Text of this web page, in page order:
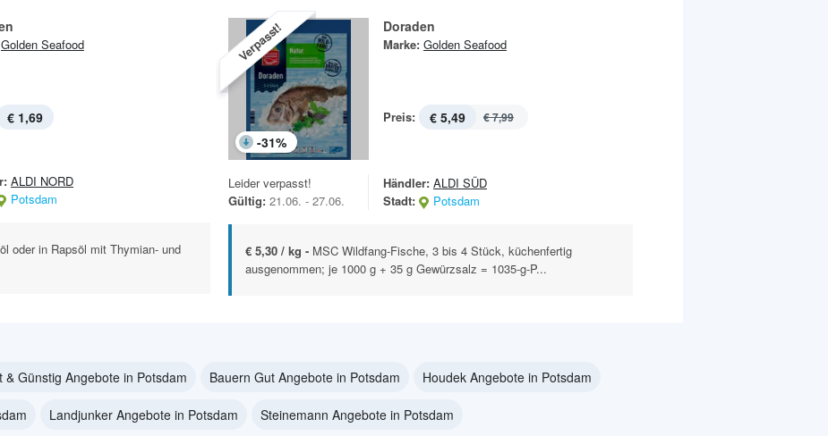
Golden Seafood
€ 1,69
ALDI NORD
Potsdam
oder in Rapsöl mit Thymian- und
Verpasst!
-31%
Doraden
Marke: Golden Seafood
Preis: € 5,49 € 7,99
Leider verpasst!
Gültig: 21.06. - 27.06.
Händler: ALDI SÜD
Stadt:
Potsdam
€ 5,30 / kg - MSC Wildfang-Fische, 3 bis 4 Stück, küchenfertig
ausgenommen; je 1000 g + 35 g Gewürzsalz = 1035-g-P...
& Günstig Angebote in Potsdam Bauern Gut Angebote in Potsdam Houdek Angebote in Potsdam
Landjunker Angebote in Potsdam Steinemann Angebote in Potsdam